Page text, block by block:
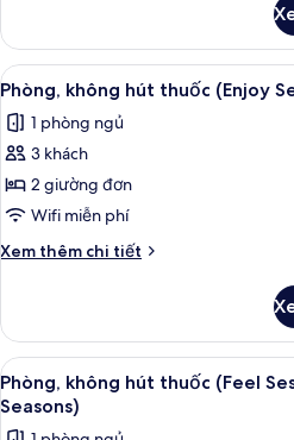
of
House,
Single
Occupancy)
Phòng,
không
hút
(Run
of
Single
Occupancy)
Xem
tất
cả
ảnh
Phòng,
không
hút
thuốc
Sesame
Street
as
a
Family)
2
Phòng, không hút thuốc (Enjoy
1 phòng ngủ
3 khách
2 giường đơn
Wifi miễn phí
Xem thêm chi tiết
Chi
Phòng,
không
hút
thuốc
Xem
tất
cả
2
Phòng, không hút thuốc (Feel
Seasons)